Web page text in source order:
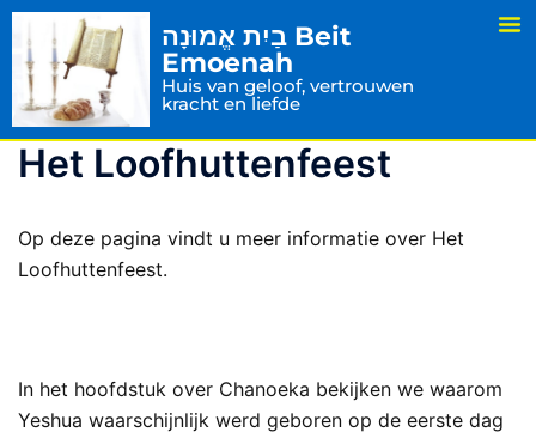
בַיִת אֱמוּנָה Beit
Emoenah
Huis van geloof, vertrouwen
kracht en liefde
Het Loofhuttenfeest
Op deze pagina vindt u meer informatie over Het
Loofhuttenfeest.
In het hoofdstuk over Chanoeka bekijken we waarom
Yeshua waarschijnlijk werd geboren op de eerste dag